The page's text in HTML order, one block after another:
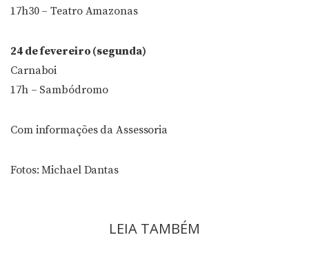
17h30 – Teatro Amazonas
24 de fevereiro (segunda)
Carnaboi
17h – Sambódromo
Com informações da Assessoria
Fotos: Michael Dantas
LEIA TAMBÉM